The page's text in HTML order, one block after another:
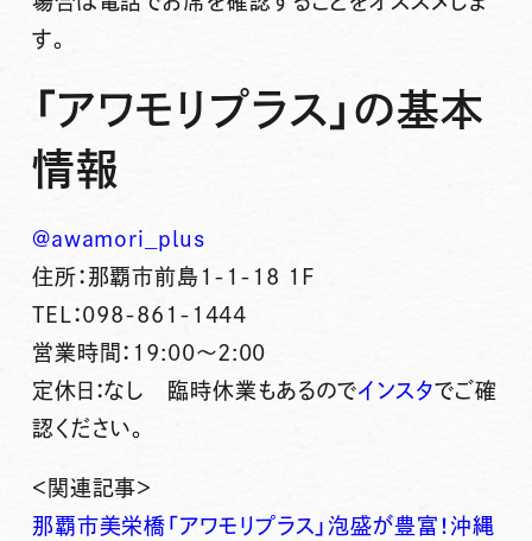
す。
「アワモリプラス」の基本
情報
@awamori_plus
住所：那覇市前島1-1-18 1F
TEL：098-861-1444
営業時間：19:00～2:00
定休日：なし 臨時休業もあるのでインスタでご確
認ください。
＜関連記事＞
那覇市美栄橋「アワモリプラス」泡盛が豊富！沖縄